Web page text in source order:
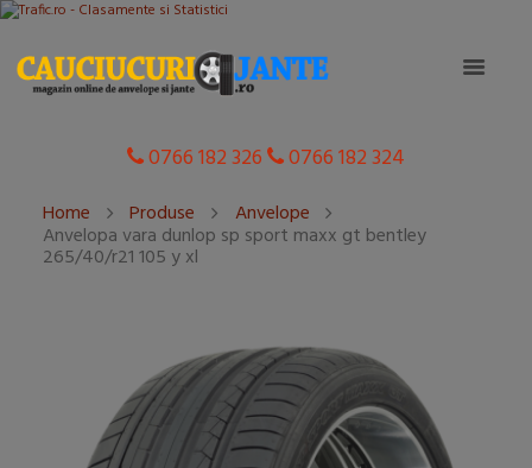
0766 182 326 0766 182 324
Home Produse Anvelope
Anvelopa vara dunlop sp sport maxx gt bentley
265/40/r21 105 y xl